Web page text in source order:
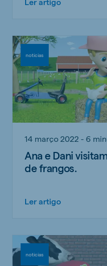
noticias
14 março 2022 - 6
Ana e Dani
de frangos.
Ler artigo
noticias